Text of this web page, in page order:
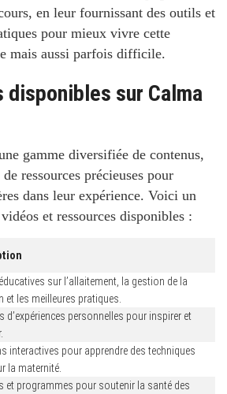
en leur fournissant des outils et
pour mieux vivre cette
mais aussi parfois difficile.
disponibles sur Calma
gamme diversifiée de contenus,
ressources précieuses pour
dans leur expérience. Voici un
et ressources disponibles :
sur l’allaitement, la gestion de la
et les meilleures pratiques.
d’expériences personnelles pour inspirer et
interactives pour apprendre des techniques
la maternité.
et programmes pour soutenir la santé des